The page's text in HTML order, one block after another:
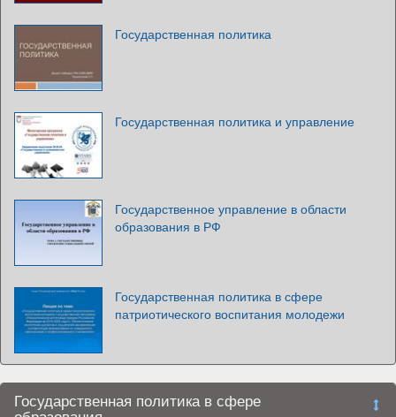
Государственная политика
Государственная политика и управление
Государственное управление в области
образования в РФ
Государственная политика в сфере
патриотического воспитания молодежи
Государственная политика в сфере